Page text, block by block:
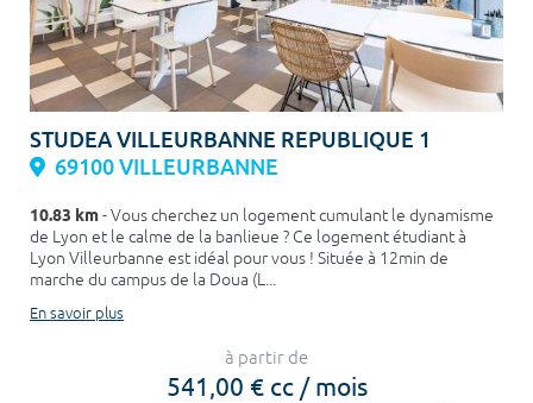
STUDEA VILLEURBANNE REPUBLIQUE 1
69100 VILLEURBANNE
10.83 km- Vous cherchez un logement cumulant le dynamisme
de Lyon et le calme de la banlieue ? Ce logement étudiant à
Lyon Villeurbanne est idéal pour vous ! Située à 12min de
marche du campus de la Doua (L...
En savoir plus
à partir de
541,00 € cc / mois